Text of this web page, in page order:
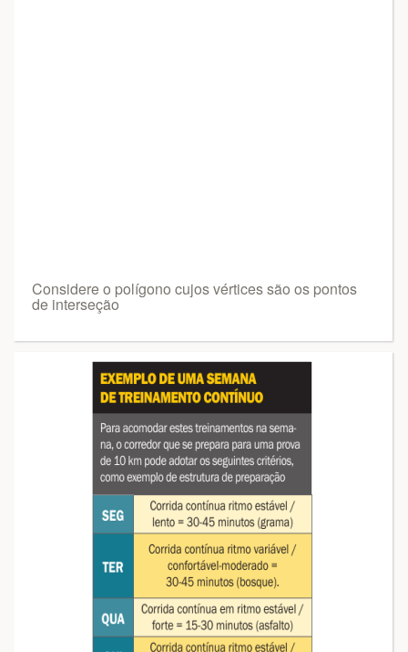
Considere o polígono cujos vértices são os pontos
de interseção